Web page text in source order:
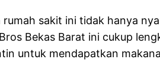
sakit ini tidak hanya
Bekas Barat ini cukup
untuk mendapatkan